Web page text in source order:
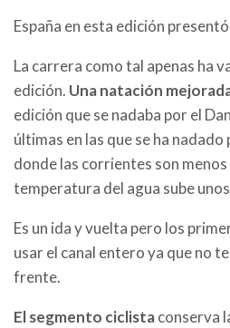
España en esta edición
La carrera como tal apenas ha
edición. Una natación
edición que se nadaba por el
últimas en las que se ha
donde las corrientes son
temperatura del agua sube
Es un ida y vuelta pero los
usar el canal entero ya que no
frente.
El segmento ciclistaconserva